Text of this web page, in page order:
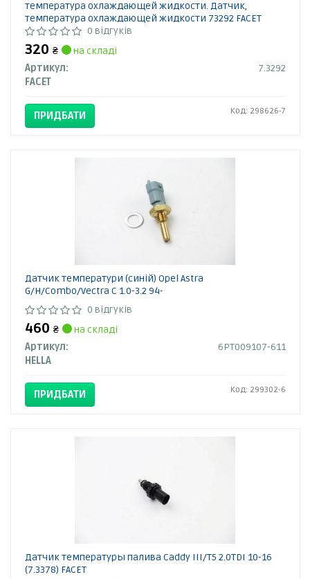
температура охлаждающей жидкости. Датчик,
температура охлаждающей жидкости 73292 FACET
0 відгуків
320 ₴
на складі
Артикул:
7.3292
FACET
ПРИДБАТИ Код: 298626-7
Датчик температури (синій) Opel Astra
G/H/Combo/Vectra C 1.0-3.2 94-
0 відгуків
460 ₴
на складі
Артикул:
6PT009107-611
HELLA
ПРИДБАТИ Код: 299302-6
Датчик температуры палива Caddy III/T5 2.0TDI 10-16
(7.3378) FACET